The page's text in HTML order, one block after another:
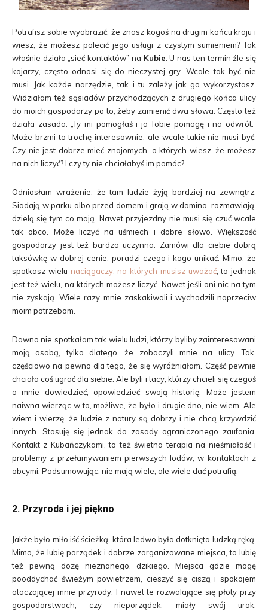
Potrafisz sobie wyobrazić, że znasz kogoś na drugim końcu kraju i
wiesz, że możesz polecić jego usługi z czystym sumieniem? Tak
właśnie działa „sieć kontaktów” na Kubie. U nas ten termin źle się
kojarzy, często odnosi się do nieczystej gry. Wcale tak być nie
musi. Jak każde narzędzie, tak i tu zależy jak go wykorzystasz.
Widziałam też sąsiadów przychodzących z drugiego końca ulicy
do moich gospodarzy po to, żeby zamienić dwa słowa. Często też
działa zasada: „Ty mi pomogłaś i ja Tobie pomogę i na odwrót.”
Może brzmi to trochę interesownie, ale wcale takie nie musi być.
Czy nie jest dobrze mieć znajomych, o których wiesz, że możesz
na nich liczyć? I czy ty nie chciałabyś im pomóc?
Odniosłam wrażenie, że tam ludzie żyją bardziej na zewnątrz.
Siadają w parku albo przed domem i grają w domino, rozmawiają,
dzielą się tym co mają. Nawet przyjezdny nie musi się czuć wcale
tak obco. Może liczyć na uśmiech i dobre słowo. Większość
gospodarzy jest też bardzo uczynna. Zamówi dla ciebie dobrą
taksówkę w dobrej cenie, poradzi czego i kogo unikać. Mimo, że
spotkasz wielu naciągaczy, na których musisz uważać, to jednak
jest też wielu, na których możesz liczyć. Nawet jeśli oni nic na tym
nie zyskają. Wiele razy mnie zaskakiwali i wychodzili naprzeciw
moim potrzebom.
Dawno nie spotkałam tak wielu ludzi, którzy byliby zainteresowani
moją osobą, tylko dlatego, że zobaczyli mnie na ulicy. Tak,
częściowo na pewno dla tego, że się wyróżniałam. Część pewnie
chciała coś ugrać dla siebie. Ale byli i tacy, którzy chcieli się czegoś
o mnie dowiedzieć, opowiedzieć swoją historię. Może jestem
naiwna wierząc w to, możliwe, że było i drugie dno, nie wiem. Ale
wiem i wierzę, że ludzie z natury są dobrzy i nie chcą krzywdzić
innych. Stosuję się jednak do zasady ograniczonego zaufania.
Kontakt z Kubańczykami, to też świetna terapia na nieśmiałość i
problemy z przełamywaniem pierwszych lodów, w kontaktach z
obcymi. Podsumowując, nie mają wiele, ale wiele dać potrafią.
2. Przyroda i jej piękno
Jakże było miło iść ścieżką, która ledwo była dotknięta ludzką ręką.
Mimo, że lubię porządek i dobrze zorganizowane miejsca, to lubię
też pewną dozę nieznanego, dzikiego. Miejsca gdzie mogę
pooddychać świeżym powietrzem, cieszyć się ciszą i spokojem
otaczającej mnie przyrody. I nawet te rozwalające się płoty przy
gospodarstwach, czy nieporządek, miały swój urok.